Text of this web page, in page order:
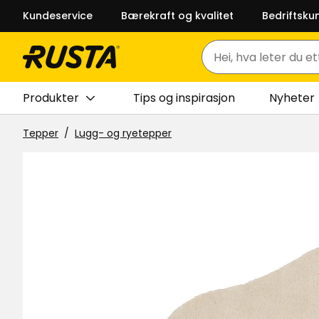
Kundeservice Bærekraft og kvalitet
Søk
Produkter Tips og inspirasjon Nyheter
Tepper Lugg- og ryetepper